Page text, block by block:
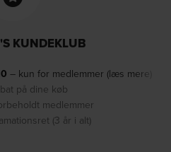
KUNDEKLUB
– kun for medlemmer (læs mere)
på dine køb
medlemmer
(3 år i alt)